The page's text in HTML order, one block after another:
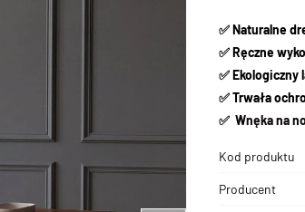
✅Naturalne
✅Ręczne
✅Ekologiczny
✅Trwała
✅ Wnęka na
Kod produktu
Producent